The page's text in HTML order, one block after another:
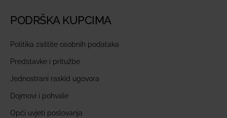
PODRŠKA KUPCIMA
Politika zaštite osobnih podataka
Predstavke i pritužbe
Jednostrani raskid ugovora
Dojmovi i pohvale
Opći uvjeti poslovanja